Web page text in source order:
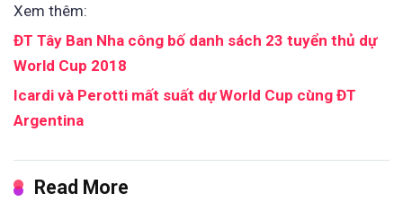
Xem thêm:
ĐT Tây Ban Nha công bố danh sách 23 tuyển thủ dự
World Cup 2018
Icardi và Perotti mất suất dự World Cup cùng ĐT
Argentina
Read More